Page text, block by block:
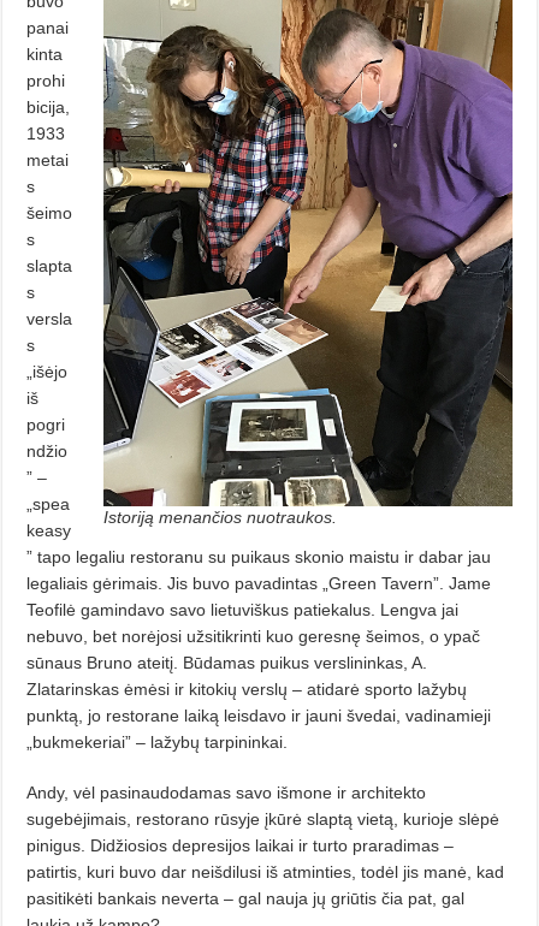
Istoriją menančios nuotraukos.
panai
kinta
prohi
bicija,
1933
metai
s
šeimo
s
slapta
s
versla
s
„išėjo
iš
pogri
ndžio
” –
„spea
keasy
” tapo legaliu restoranu su puikaus skonio maistu ir dabar jau
legaliais gėrimais. Jis buvo pavadintas „Green Tavern”. Jame
Teofilė gamindavo savo lietuviškus patiekalus. Lengva jai
nebuvo, bet norėjosi užsitikrinti kuo geresnę šeimos, o ypač
sūnaus Bruno ateitį. Būdamas puikus verslininkas, A.
Zlatarinskas ėmėsi ir kitokių verslų – atidarė sporto lažybų
punktą, jo restorane laiką leisdavo ir jauni švedai, vadinamieji
„bukmekeriai” – lažybų tarpininkai.
Andy, vėl pasinaudodamas savo išmone ir architekto
sugebėjimais, restorano rūsyje įkūrė slaptą vietą, kurioje slėpė
pinigus. Didžiosios depresijos laikai ir turto praradimas –
patirtis, kuri buvo dar neišdilusi iš atminties, todėl jis manė, kad
pasitikėti bankais neverta – gal nauja jų griūtis čia pat, gal